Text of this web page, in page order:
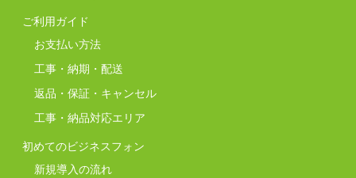
ご利用ガイド
お支払い方法
工事・納期・配送
返品・保証・キャンセル
工事・納品対応エリア
初めてのビジネスフォン
新規導入の流れ